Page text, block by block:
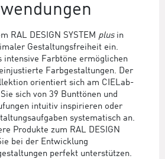
RAL DESIGN SYSTEM plusin
Gestaltungsfreiheit ein.
intensive Farbtöne ermöglichen
Farbgestaltungen. Der
orientiert sich am CIELab-
sich von 39 Bunttönen und
intuitiv inspirieren oder
systematisch an.
Produkte zum RAL DESIGN
bei der Entwicklung
perfekt unterstützen.